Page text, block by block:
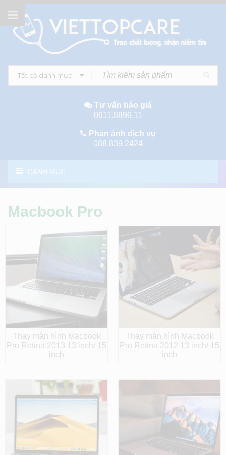
Tất cả danh mục
Tư vấn báo giá
0911.8899.11
Phản ánh dịch vụ
088.839.2424
DANH MỤC
Macbook Pro
Thay màn hình Macbook
Pro Retina 2013 13 inch/ 15
inch
Thay màn hình Macbook
Pro Retina 2012 13 inch/ 15
inch